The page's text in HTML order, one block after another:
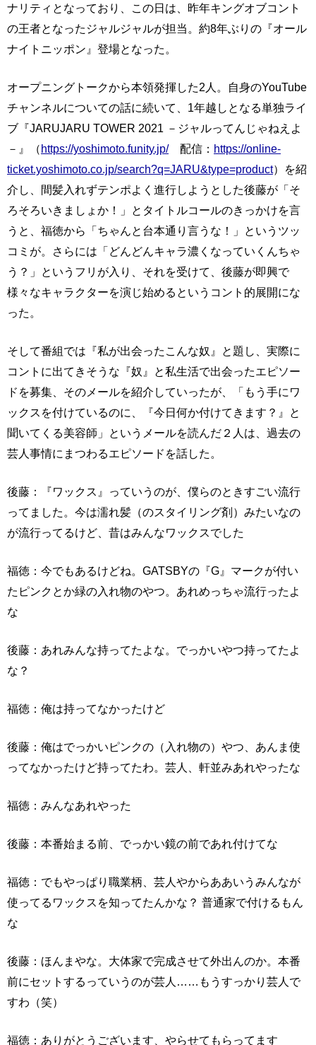
ナリティとなっており、この日は、昨年キングオブコント
の王者となったジャルジャルが担当。約8年ぶりの『オール
ナイトニッポン』登場となった。
オープニングトークから本領発揮した2人。自身のYouTube
チャンネルについての話に続いて、1年越しとなる単独ライ
ブ『JARUJARU TOWER 2021 －ジャルってんじゃねえよ
－』（https://yoshimoto.funity.jp/配信： https://online-
ticket.yoshimoto.co.jp/search?q=JARU&type=product）を紹
介し、間髪入れずテンポよく進行しようとした後藤が「そ
ろそろいきましょか！」とタイトルコールのきっかけを言
うと、福徳から「ちゃんと台本通り言うな！」というツッ
コミが。さらには「どんどんキャラ濃くなっていくんちゃ
う？」というフリが入り、それを受けて、後藤が即興で
様々なキャラクターを演じ始めるというコント的展開にな
った。
そして番組では『私が出会ったこんな奴』と題し、実際に
コントに出てきそうな『奴』と私生活で出会ったエピソー
ドを募集、そのメールを紹介していったが、「もう手にワ
ックスを付けているのに、『今日何か付けてきます？』と
聞いてくる美容師」というメールを読んだ２人は、過去の
芸人事情にまつわるエピソードを話した。
後藤：『ワックス』っていうのが、僕らのときすごい流行
ってました。今は濡れ髪（のスタイリング剤）みたいなの
が流行ってるけど、昔はみんなワックスでした
福徳：今でもあるけどね。GATSBYの『G』マークが付い
たピンクとか緑の入れ物のやつ。あれめっちゃ流行ったよ
な
後藤：あれみんな持ってたよな。でっかいやつ持ってたよ
な？
福徳：俺は持ってなかったけど
後藤：俺はでっかいピンクの（入れ物の）やつ、あんま使
ってなかったけど持ってたわ。芸人、軒並みあれやったな
福徳：みんなあれやった
後藤：本番始まる前、でっかい鏡の前であれ付けてな
福徳：でもやっぱり職業柄、芸人やからああいうみんなが
使ってるワックスを知ってたんかな？ 普通家で付けるもん
な
後藤：ほんまやな。大体家で完成させて外出んのか。本番
前にセットするっていうのが芸人……もうすっかり芸人で
すわ（笑）
福徳：ありがとうございます、やらせてもらってます